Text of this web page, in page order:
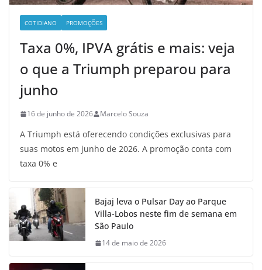
COTIDIANO PROMOÇÕES
Taxa 0%, IPVA grátis e mais: veja
o que a Triumph preparou para
junho
16 de junho de 2026 Marcelo Souza
A Triumph está oferecendo condições exclusivas para
suas motos em junho de 2026. A promoção conta com
taxa 0% e
Bajaj leva o Pulsar Day ao Parque
Villa-Lobos neste fim de semana em
São Paulo
14 de maio de 2026